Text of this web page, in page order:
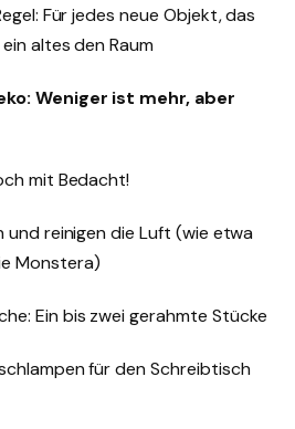
Für jedes neue Objekt, das
altes den Raum
Weniger ist mehr, aber
mit Bedacht!
und reinigen die Luft (wie etwa
Monstera)
Ein bis zwei gerahmte Stücke
für den Schreibtisch